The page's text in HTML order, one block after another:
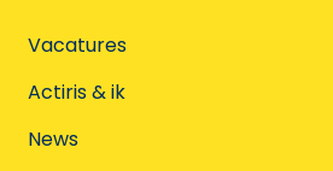
Vacatures
Actiris & ik
News